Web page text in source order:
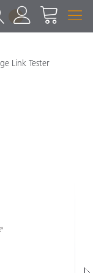
1
Link Tester